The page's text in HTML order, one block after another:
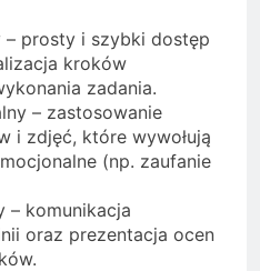
– prosty i szybki dostęp
kroków
zadania.
– zastosowanie
i zdjęć, które wywołują
(np. zaufanie
– komunikacja
oraz prezentacja ocen